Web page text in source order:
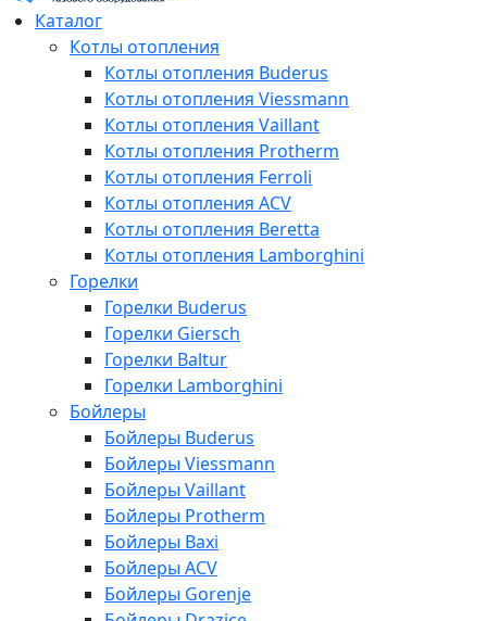
Каталог
Котлы отопления
Котлы отопления Buderus
Котлы отопления Viessmann
Котлы отопления Vaillant
Котлы отопления Protherm
Котлы отопления Ferroli
Котлы отопления ACV
Котлы отопления Beretta
Котлы отопления Lamborghini
Горелки
Горелки Buderus
Горелки Giersch
Горелки Baltur
Горелки Lamborghini
Бойлеры
Бойлеры Buderus
Бойлеры Viessmann
Бойлеры Vaillant
Бойлеры Protherm
Бойлеры Baxi
Бойлеры ACV
Бойлеры Gorenje